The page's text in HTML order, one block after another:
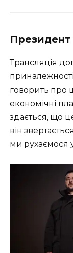
Трансляція
говорить про
економічні
здається, що
він
ми рухаємося